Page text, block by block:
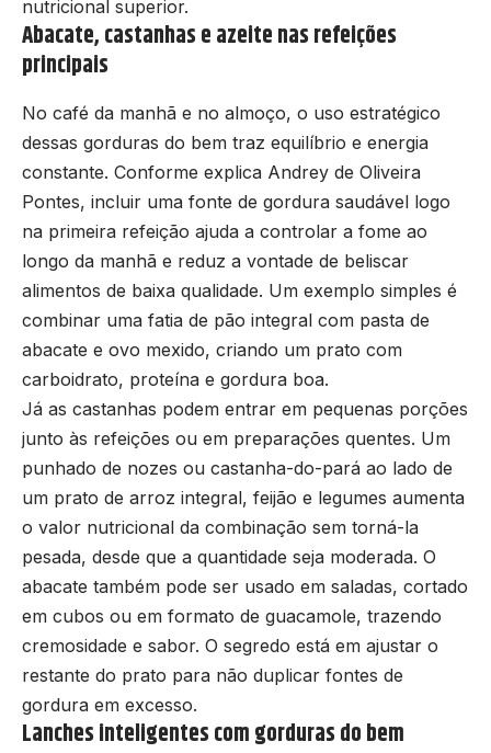
nutricional superior.
Abacate, castanhas e azeite nas refeições
principais
No café da manhã e no almoço, o uso estratégico
dessas gorduras do bem traz equilíbrio e energia
constante. Conforme explica Andrey de Oliveira
Pontes, incluir uma fonte de gordura saudável logo
na primeira refeição ajuda a controlar a fome ao
longo da manhã e reduz a vontade de beliscar
alimentos de baixa qualidade. Um exemplo simples é
combinar uma fatia de pão integral com pasta de
abacate e ovo mexido, criando um prato com
carboidrato, proteína e gordura boa.
Já as castanhas podem entrar em pequenas porções
junto às refeições ou em preparações quentes. Um
punhado de nozes ou castanha-do-pará ao lado de
um prato de arroz integral, feijão e legumes aumenta
o valor nutricional da combinação sem torná-la
pesada, desde que a quantidade seja moderada. O
abacate também pode ser usado em saladas, cortado
em cubos ou em formato de guacamole, trazendo
cremosidade e sabor. O segredo está em ajustar o
restante do prato para não duplicar fontes de
gordura em excesso.
Lanches inteligentes com gorduras do bem